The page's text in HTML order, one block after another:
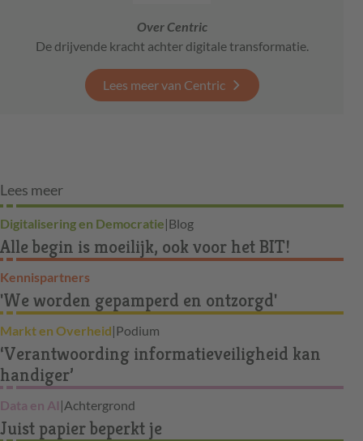
Over Centric
De drijvende kracht achter digitale transformatie.
Lees meer van Centric
Lees meer
Digitalisering en Democratie|Blog
Alle begin is moeilijk, ook voor het BIT!
Kennispartners
'We worden gepamperd en ontzorgd'
Markt en Overheid|Podium
‘Verantwoording informatieveiligheid kan
handiger’
Data en AI |Achtergrond
Juist papier beperkt je